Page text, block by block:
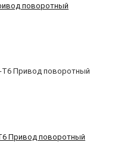
поворотный
Привод поворотный